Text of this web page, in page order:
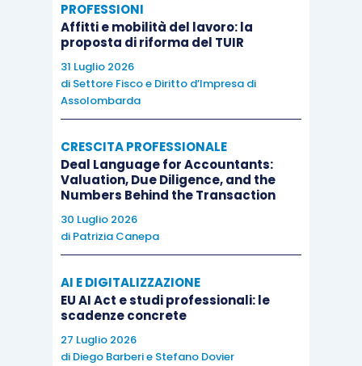
PROFESSIONI
Affitti e mobilità del lavoro: la
proposta di riforma del TUIR
31 Luglio 2026
di Settore Fisco e Diritto d’Impresa di
Assolombarda
CRESCITA PROFESSIONALE
Deal Language for Accountants:
Valuation, Due Diligence, and the
Numbers Behind the Transaction
30 Luglio 2026
di Patrizia Canepa
AI E DIGITALIZZAZIONE
EU AI Act e studi professionali: le
scadenze concrete
27 Luglio 2026
di Diego Barberie Stefano Dovier